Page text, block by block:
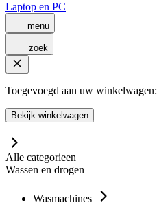
Laptop en PC
menu
zoek
Toegevoegd aan uw winkelwagen:
Bekijk winkelwagen
Alle categorieen
Wassen en drogen
Wasmachines